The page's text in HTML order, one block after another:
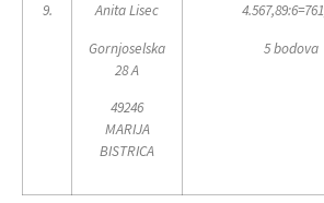
9. Anita Lisec
Gornjoselska
28 A
49246
MARIJA
BISTRICA
5 bodova